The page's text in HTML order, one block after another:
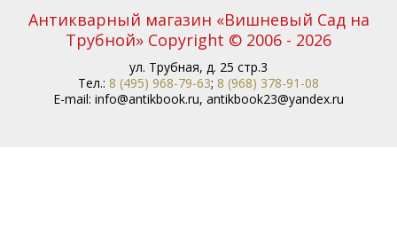
Антикварный магазин «Вишневый Сад на
Трубной» Copyright © 2006 - 2026
ул. Трубная, д. 25 стр.3
Тел.: 8 (495) 968-79-63; 8 (968) 378-91-08
E-mail: info@antikbook.ru, antikbook23@yandex.ru